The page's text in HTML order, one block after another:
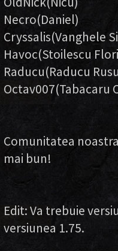
Necro(Daniel)
Cryssalis(Vanghele
Havoc(Stoilescu
Raducu(Raducu
Octav007(Tabacaru
Comunitatea
mai bun!
Edit: Va trebuie
versiunea 1.75.